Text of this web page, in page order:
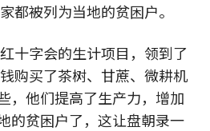
都被列为当地的贫困户。
十字会的生计项目，领到了
购买了茶树、甘蔗、微耕机
，他们提高了生产力，增加
的贫困户了，这让盘朝录一